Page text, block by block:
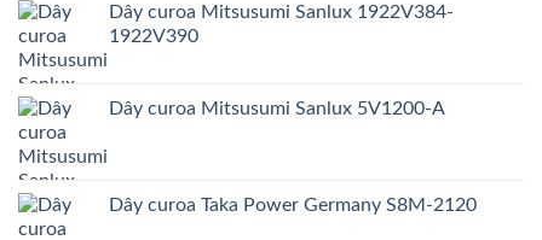
Dây curoa Mitsusumi Sanlux 1922V384-
1922V390
Dây curoa Mitsusumi Sanlux 5V1200-A
Dây curoa Taka Power Germany S8M-2120